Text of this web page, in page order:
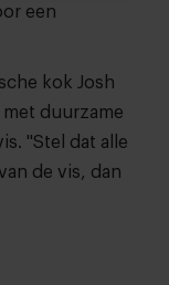
een
kok Josh
duurzame
"Stel dat alle
de vis, dan